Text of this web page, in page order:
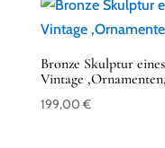
Bronze Skulptur
Vintage
199,00 €